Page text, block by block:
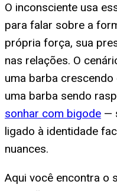
O inconsciente usa
para falar sobre a
própria força, sua
nas relações. O
uma barba
uma barba sendo
sonhar com bigode —
ligado à identidade
nuances.
Aqui você encontra o